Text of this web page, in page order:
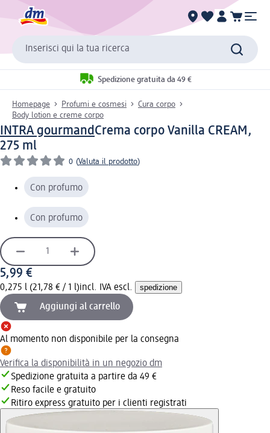
Inserisci qui la tua ricerca
Spedizione gratuita da 49 €
Homepage Profumi e cosmesi
Cura corpo
Body lotion e creme corpo
INTRA gourmandCrema corpo Vanilla CREAM,
275 ml
0 (Valuta il prodotto)
Con profumo
Con profumo
5,99 €
0,275 l (21,78 € / 1 l)incl. IVA escl. spedizione
Aggiungi al carrello
Al momento non disponibile per la consegna
Verifica la disponibilità in un negozio dm
Spedizione gratuita a partire da 49 €
Reso facile e gratuito
Ritiro express gratuito per i clienti registrati